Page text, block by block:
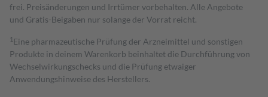
frei. Preisänderungen und Irrtümer vorbehalten. Alle Angebote
und Gratis-Beigaben nur solange der Vorrat reicht.
1 Eine pharmazeutische Prüfung der Arzneimittel und sonstigen
Produkte in deinem Warenkorb beinhaltet die Durchführung von
Wechselwirkungschecks und die Prüfung etwaiger
Anwendungshinweise des Herstellers.